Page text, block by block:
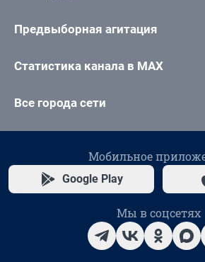
Предвыборная агитация
Статистика канала в MAX
Все города сети
Мобильное
Google Play
Мы в соцсетях